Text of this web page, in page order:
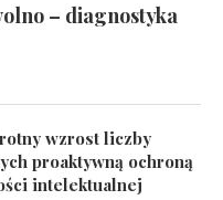
– diagnostyka
wzrost liczby
proaktywną ochroną
intelektualnej